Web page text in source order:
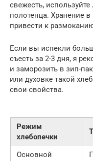
свежесть,
полотенца. Хранение
привести к
Если вы испекли
съесть за 2-3 дня, я
и заморозить в зип-
или духовке такой
свои свойства.
Режим
хлебопечки
Основной